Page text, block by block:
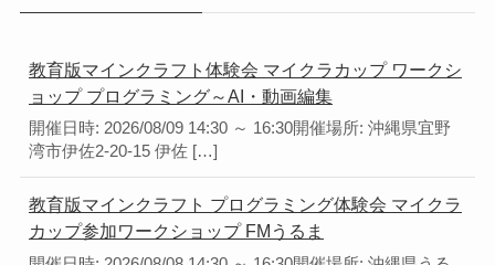
教育版マインクラフト体験会 マイクラカップ ワークシ
ョップ プログラミング～AI・動画編集
開催日時: 2026/08/09 14:30 ～ 16:30開催場所: 沖縄県宜野
湾市伊佐2-20-15 伊佐 […]
教育版マインクラフト プログラミング体験会 マイクラ
カップ参加ワークショップ FMうるま